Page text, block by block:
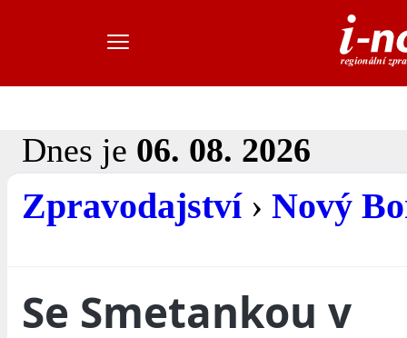
Dnes je 06. 08. 2026
Zpravodajství› Nový
Se Smetankou v